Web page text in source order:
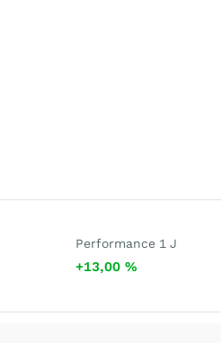
Performance 1 J
+13,00 %